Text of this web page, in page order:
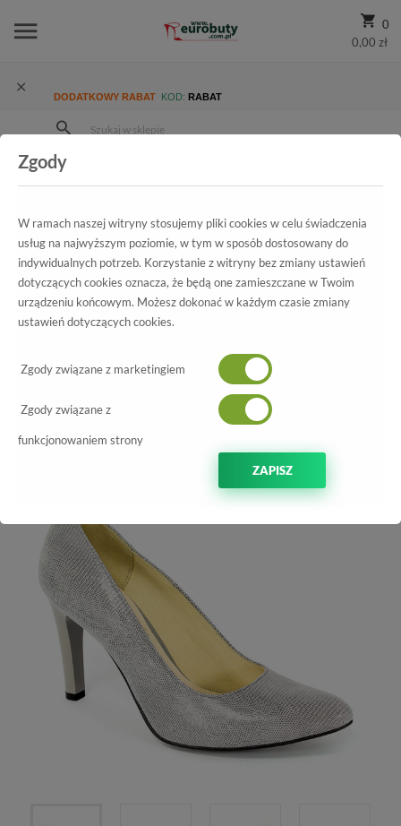
0
0,00 zł
DODATKOWY RABAT KOD: RABAT
Kolekcja damska
Czółenka
Wszystkie produkty
1547 Szary Tejus
Zgody
W ramach naszej witryny stosujemy pliki cookies w celu świadczenia
usług na najwyższym poziomie, w tym w sposób dostosowany do
indywidualnych potrzeb. Korzystanie z witryny bez zmiany ustawień
dotyczących cookies oznacza, że będą one zamieszczane w Twoim
urządzeniu końcowym. Możesz dokonać w każdym czasie zmiany
ustawień dotyczących cookies.
Zgody związane z marketingiem
Zgody związane z
funkcjonowaniem strony
ZAPISZ